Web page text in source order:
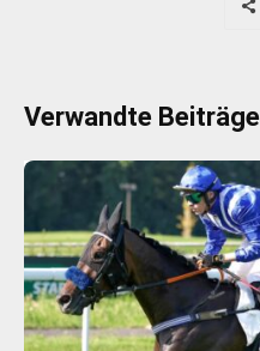
Verwandte Beiträge